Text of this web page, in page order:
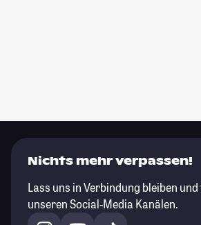
Nichts mehr verpassen!
Lass uns in Verbindung bleiben
unseren Social-Media Kanälen.